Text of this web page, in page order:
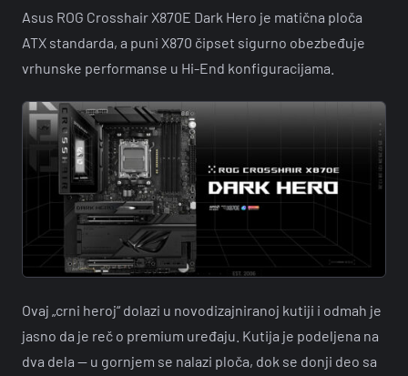
Asus ROG Crosshair X870E Dark Hero je matična ploča
ATX standarda, a puni X870 čipset sigurno obezbeđuje
vrhunske performanse u Hi-End konfiguracijama.
Ovaj „crni heroj“ dolazi u novodizajniranoj kutiji i odmah je
jasno da je reč o premium uređaju. Kutija je podeljena na
dva dela — u gornjem se nalazi ploča, dok se donji deo sa